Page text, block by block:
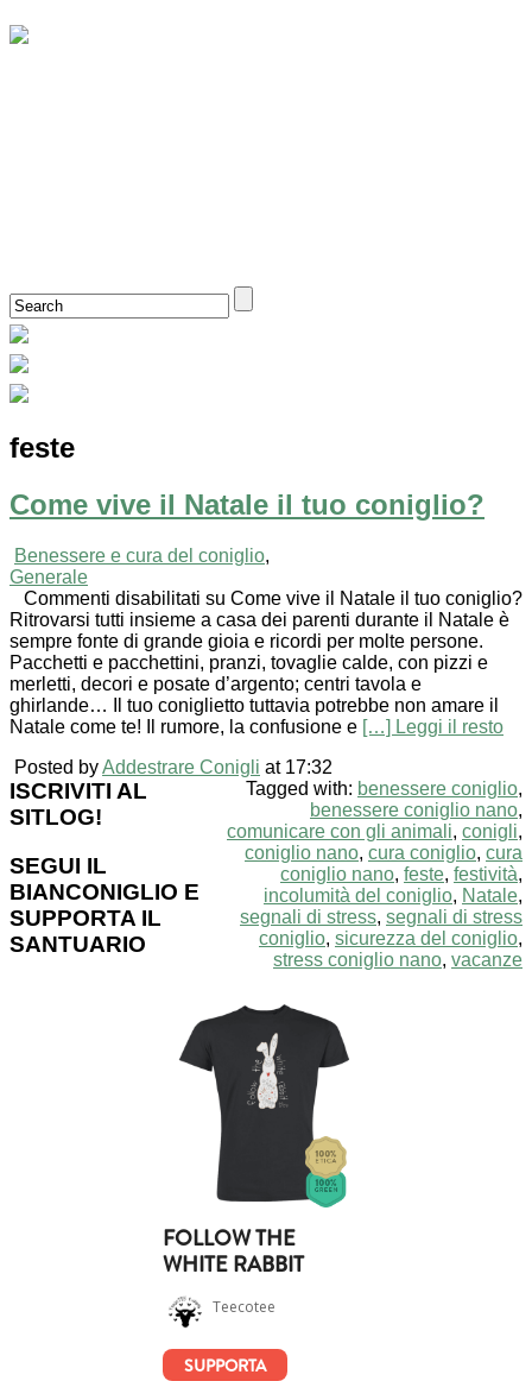
feste
Come vive il Natale il tuo coniglio?
Benessere e cura del coniglio,
Generale
Commenti disabilitati su Come vive il Natale il tuo coniglio?
Ritrovarsi tutti insieme a casa dei parenti durante il Natale è
sempre fonte di grande gioia e ricordi per molte persone.
Pacchetti e pacchettini, pranzi, tovaglie calde, con pizzi e
merletti, decori e posate d’argento; centri tavola e
ghirlande… Il tuo coniglietto tuttavia potrebbe non amare il
Natale come te! Il rumore, la confusione e […] Leggi il resto
Posted byAddestrare Conigli at 17:32
Tagged with: benessere coniglio,
benessere coniglio nano,
comunicare con gli animali, conigli,
coniglio nano, cura coniglio, cura
coniglio nano, feste, festività,
incolumità del coniglio, Natale,
segnali di stress, segnali di stress
coniglio, sicurezza del coniglio,
stress coniglio nano, vacanze
ISCRIVITI AL
SITLOG!
SEGUI IL
BIANCONIGLIO E
SUPPORTA IL
SANTUARIO